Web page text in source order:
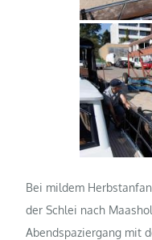
Bei mildem
der Schlei nach
Abendspaziergang mit